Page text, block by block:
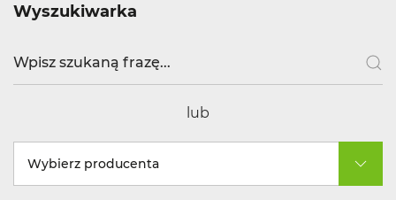
Wyszukiwarka
lub
Wybierz producenta